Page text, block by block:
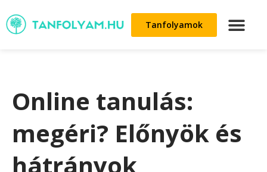
Tanfolyamok
Online tanulás:
megéri? Előnyök és
hátrányok